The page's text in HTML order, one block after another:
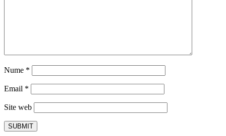
Nume *
Email *
Site web